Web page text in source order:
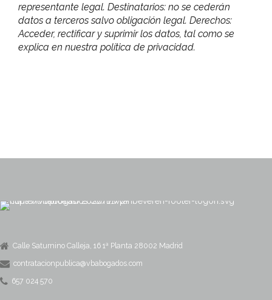
representante legal. Destinatarios: no se cederán
datos a terceros salvo obligación legal. Derechos:
Acceder, rectificar y suprimir los datos, tal como se
explica en nuestra política de privacidad.
Calle Saturnino Calleja, 16 1ª Planta 28002 Madrid
contratacionpublica@vbabogados.com
657 024 570